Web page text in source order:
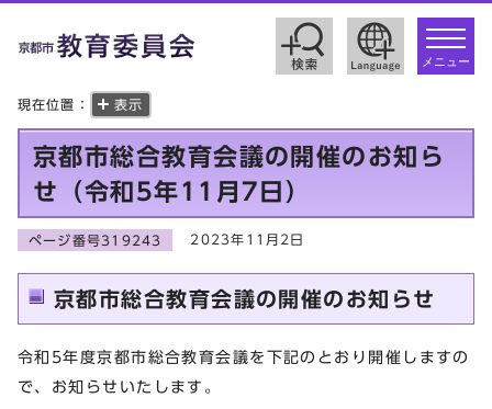
toggle
メニュー
現在位置： 表示
京都市総合教育会議の開催のお知ら
せ（令和5年11月7日）
ページ番号319243 2023年11月2日
京都市総合教育会議の開催のお知らせ
令和5年度京都市総合教育会議を下記のとおり開催しますの
で、お知らせいたします。